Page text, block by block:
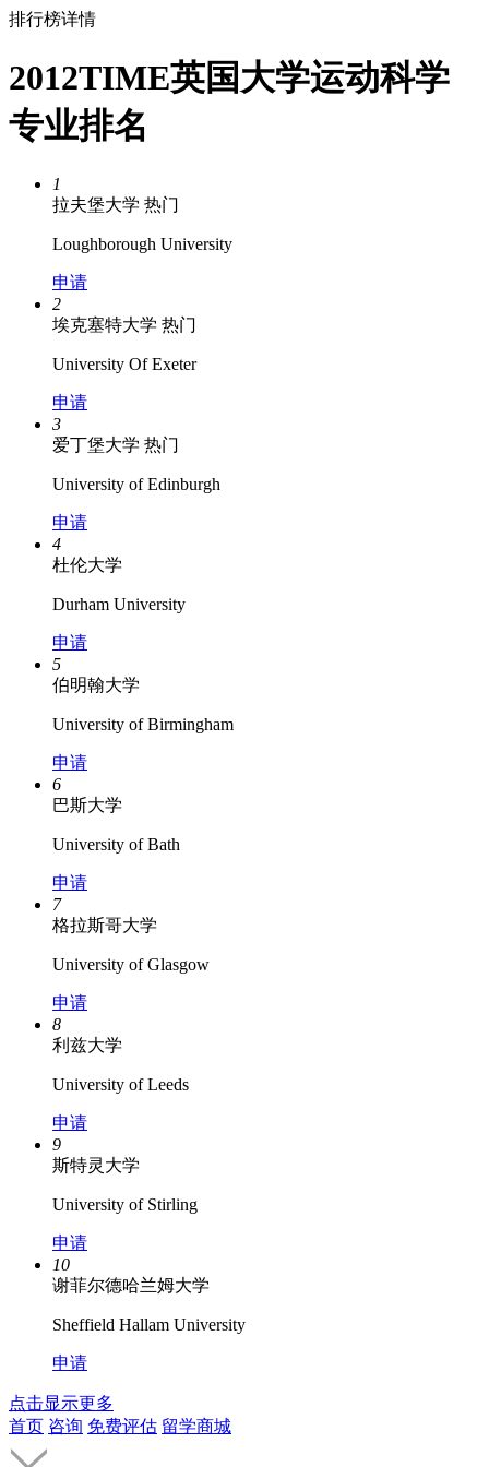
排行榜详情
2012TIME英国大学运动科学
专业排名
1
拉夫堡大学 热门
Loughborough University
申请
2
埃克塞特大学 热门
University Of Exeter
申请
3
爱丁堡大学 热门
University of Edinburgh
申请
4
杜伦大学
Durham University
申请
5
伯明翰大学
University of Birmingham
申请
6
巴斯大学
University of Bath
申请
7
格拉斯哥大学
University of Glasgow
申请
8
利兹大学
University of Leeds
申请
9
斯特灵大学
University of Stirling
申请
10
谢菲尔德哈兰姆大学
Sheffield Hallam University
申请
点击显示更多
首页 咨询 免费评估 留学商城